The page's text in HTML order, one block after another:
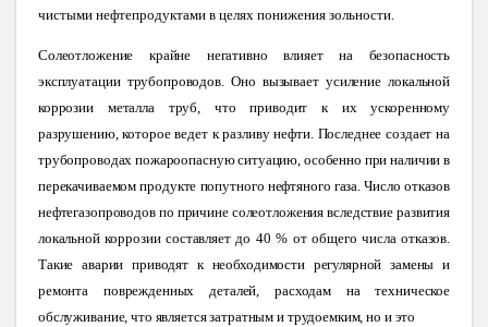
чистыми нефтепродуктами в целях понижения зольности.
Солеотложение крайне негативно влияет на безопасность
эксплуатации трубопроводов. Оно вызывает усиление локальной
коррозии металла труб, что приводит к их ускоренному
разрушению, которое ведет к разливу нефти. Последнее создает на
трубопроводах пожароопасную ситуацию, особенно при наличии в
перекачиваемом продукте попутного нефтяного газа. Число отказов
нефтегазопроводов по причине солеотложения вследствие развития
локальной коррозии составляет до 40 % от общего числа отказов.
Такие аварии приводят к необходимости регулярной замены и
ремонта поврежденных деталей, расходам на техническое
обслуживание, что является затратным и трудоемким, но и это